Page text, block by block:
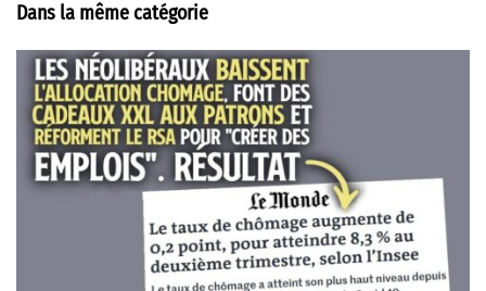
Dans la même catégorie